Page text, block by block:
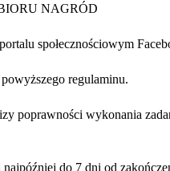
NAGRÓD
społecznościowym
regulaminu.
poprawności wykonania
do 7 dni od